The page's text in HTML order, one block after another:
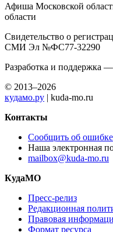
Афиша Московской
области
Свидетельство о
СМИ Эл №ФС77-32290
Разработка и поддержка —
© 2013–2026
кудамо.ру | kuda-mo.ru
Контакты
Сообщить об ошибке
Наша электронная
mailbox@kuda-mo.ru
КудаМО
Пресс-релиз
Редакционная
Правовая
Формат ресурса